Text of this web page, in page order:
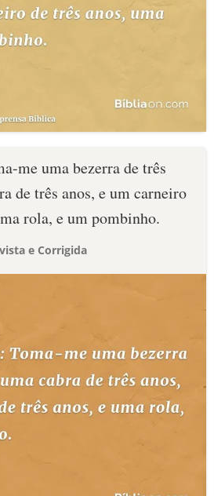
me uma bezerra de três
de três anos, e um carneiro
rola, e um pombinho.
e Corrigida